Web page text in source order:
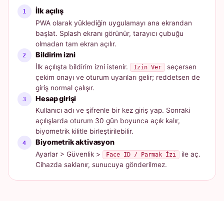
İlk açılış
PWA olarak yüklediğin uygulamayı ana ekrandan
başlat. Splash ekranı görünür, tarayıcı çubuğu
olmadan tam ekran açılır.
Bildirim izni
İlk açılışta bildirim izni istenir. İzin Ver
seçersen
çekim onayı ve oturum uyarıları gelir; reddetsen de
giriş normal çalışır.
Hesap girişi
Kullanıcı adı ve şifrenle bir kez giriş yap. Sonraki
açılışlarda oturum 30 gün boyunca açık kalır,
biyometrik kilitle birleştirilebilir.
Biyometrik aktivasyon
Ayarlar > Güvenlik > Face ID / Parmak İzi
ile aç.
Cihazda saklanır, sunucuya gönderilmez.